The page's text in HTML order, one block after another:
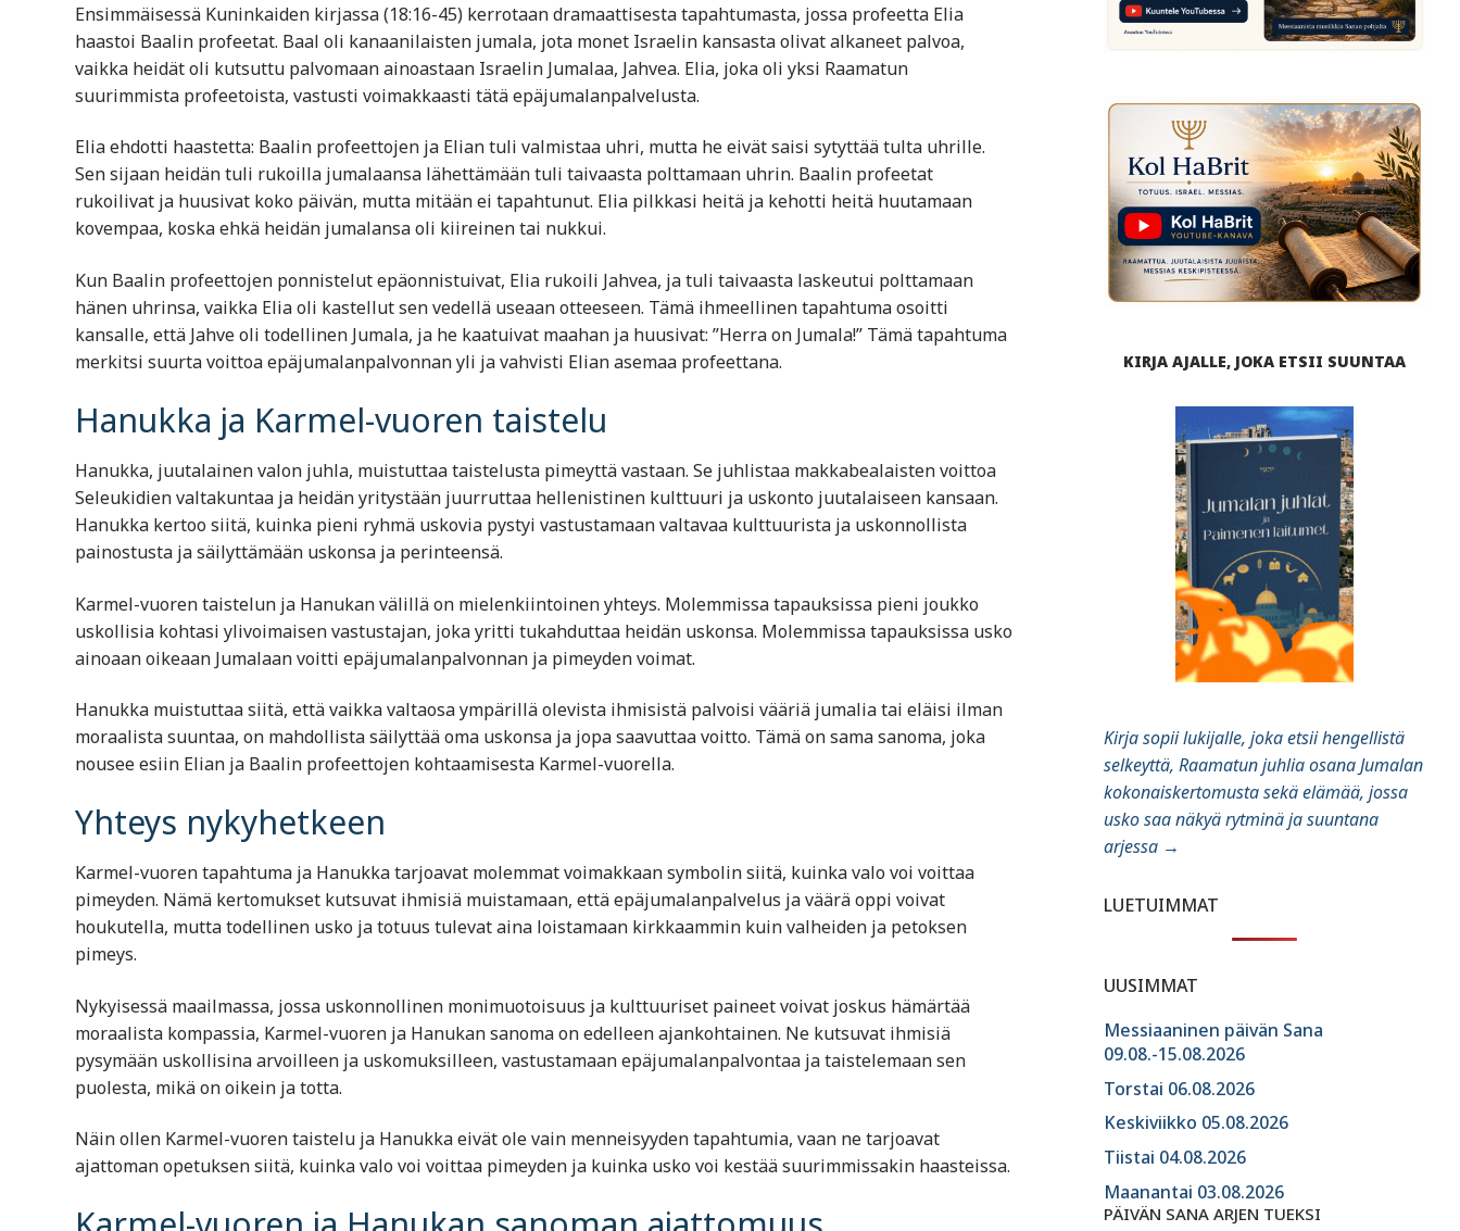
Ensimmäisessä Kuninkaiden kirjassa (18:16-45) kerrotaan dramaattisesta tapahtumasta, jossa profeetta Elia
haastoi Baalin profeetat. Baal oli kanaanilaisten jumala, jota monet Israelin kansasta olivat alkaneet palvoa,
vaikka heidät oli kutsuttu palvomaan ainoastaan Israelin Jumalaa, Jahvea. Elia, joka oli yksi Raamatun
suurimmista profeetoista, vastusti voimakkaasti tätä epäjumalanpalvelusta.
Elia ehdotti haastetta: Baalin profeettojen ja Elian tuli valmistaa uhri, mutta he eivät saisi sytyttää tulta uhrille.
Sen sijaan heidän tuli rukoilla jumalaansa lähettämään tuli taivaasta polttamaan uhrin. Baalin profeetat
rukoilivat ja huusivat koko päivän, mutta mitään ei tapahtunut. Elia pilkkasi heitä ja kehotti heitä huutamaan
kovempaa, koska ehkä heidän jumalansa oli kiireinen tai nukkui.
Kun Baalin profeettojen ponnistelut epäonnistuivat, Elia rukoili Jahvea, ja tuli taivaasta laskeutui polttamaan
hänen uhrinsa, vaikka Elia oli kastellut sen vedellä useaan otteeseen. Tämä ihmeellinen tapahtuma osoitti
kansalle, että Jahve oli todellinen Jumala, ja he kaatuivat maahan ja huusivat: ”Herra on Jumala!” Tämä tapahtuma
merkitsi suurta voittoa epäjumalanpalvonnan yli ja vahvisti Elian asemaa profeettana.
Hanukka ja Karmel-vuoren taistelu
Hanukka, juutalainen valon juhla, muistuttaa taistelusta pimeyttä vastaan. Se juhlistaa makkabealaisten voittoa
Seleukidien valtakuntaa ja heidän yritystään juurruttaa hellenistinen kulttuuri ja uskonto juutalaiseen kansaan.
Hanukka kertoo siitä, kuinka pieni ryhmä uskovia pystyi vastustamaan valtavaa kulttuurista ja uskonnollista
painostusta ja säilyttämään uskonsa ja perinteensä.
Karmel-vuoren taistelun ja Hanukan välillä on mielenkiintoinen yhteys. Molemmissa tapauksissa pieni joukko
uskollisia kohtasi ylivoimaisen vastustajan, joka yritti tukahduttaa heidän uskonsa. Molemmissa tapauksissa usko
ainoaan oikeaan Jumalaan voitti epäjumalanpalvonnan ja pimeyden voimat.
Hanukka muistuttaa siitä, että vaikka valtaosa ympärillä olevista ihmisistä palvoisi vääriä jumalia tai eläisi ilman
moraalista suuntaa, on mahdollista säilyttää oma uskonsa ja jopa saavuttaa voitto. Tämä on sama sanoma, joka
nousee esiin Elian ja Baalin profeettojen kohtaamisesta Karmel-vuorella.
Yhteys nykyhetkeen
Karmel-vuoren tapahtuma ja Hanukka tarjoavat molemmat voimakkaan symbolin siitä, kuinka valo voi voittaa
pimeyden. Nämä kertomukset kutsuvat ihmisiä muistamaan, että epäjumalanpalvelus ja väärä oppi voivat
houkutella, mutta todellinen usko ja totuus tulevat aina loistamaan kirkkaammin kuin valheiden ja petoksen
pimeys.
Nykyisessä maailmassa, jossa uskonnollinen monimuotoisuus ja kulttuuriset paineet voivat joskus hämärtää
moraalista kompassia, Karmel-vuoren ja Hanukan sanoma on edelleen ajankohtainen. Ne kutsuvat ihmisiä
pysymään uskollisina arvoilleen ja uskomuksilleen, vastustamaan epäjumalanpalvontaa ja taistelemaan sen
puolesta, mikä on oikein ja totta.
Näin ollen Karmel-vuoren taistelu ja Hanukka eivät ole vain menneisyyden tapahtumia, vaan ne tarjoavat
ajattoman opetuksen siitä, kuinka valo voi voittaa pimeyden ja kuinka usko voi kestää suurimmissakin haasteissa.
KIRJA AJALLE, JOKA ETSII SUUNTAA
Kirja sopii lukijalle, joka etsii hengellistä
selkeyttä, Raamatun juhlia osana Jumalan
kokonaiskertomusta sekä elämää, jossa
usko saa näkyä rytminä ja suuntana
arjessa →
LUETUIMMAT
UUSIMMAT
Messiaaninen päivän Sana
09.08.-15.08.2026
Torstai 06.08.2026
Keskiviikko 05.08.2026
Tiistai 04.08.2026
Maanantai 03.08.2026
PÄIVÄN SANA ARJEN TUEKSI